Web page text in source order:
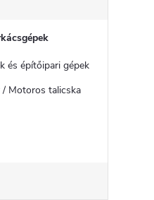
és építőipari gépek
Motoros talicska